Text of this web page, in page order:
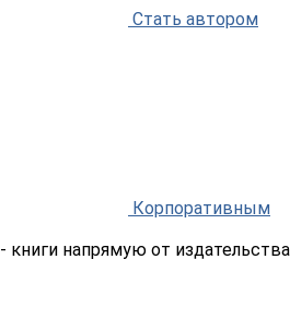
Стать автором
Корпоративным
- книги напрямую от издательства